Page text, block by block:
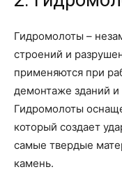
Гидромолоты –
строений и
применяются при
демонтаже зданий и
Гидромолоты
который создает
самые твердые
камень.